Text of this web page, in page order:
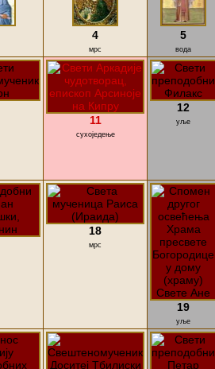
4
мрс
5
вода
11
сухоједење
12
уље
18
мрс
19
уље